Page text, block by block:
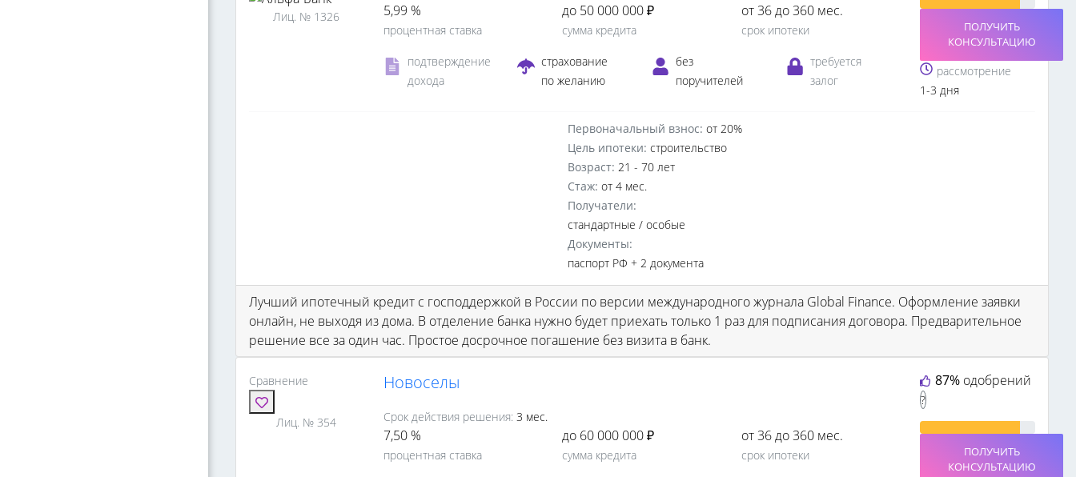
Лиц. № 1326 5,99 %
процентная ставка
до 50 000 000 ₽
сумма кредита
от 36 до 360 мес.
срок ипотеки
подтверждение
дохода
страхование
по желанию
без
поручителей
требуется
залог
ПОЛУЧИТЬ
КОНСУЛЬТАЦИЮ
рассмотрение
1-3 дня
Первоначальный взнос: от 20%
Цель ипотеки: строительство
Возраст: 21 - 70 лет
Стаж: от 4 мес.
Получатели:
стандартные / особые
Документы:
паспорт РФ + 2 документа
Лучший ипотечный кредит с господдержкой в России по версии международного журнала Global Finance. Оформление заявки
онлайн, не выходя из дома. В отделение банка нужно будет приехать только 1 раз для подписания договора. Предварительное
решение все за один час. Простое досрочное погашение без визита в банк.
Сравнение
Лиц. № 354
Новоселы
Срок действия решения: 3 мес.
7,50 %
процентная ставка
до 60 000 000 ₽
сумма кредита
от 36 до 360 мес.
срок ипотеки
87% одобрений
?
ПОЛУЧИТЬ
КОНСУЛЬТАЦИЮ